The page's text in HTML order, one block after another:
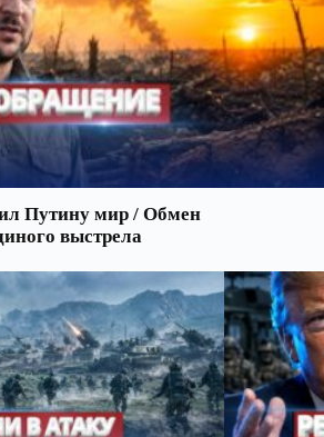
Путину мир / Обмен
выстрела